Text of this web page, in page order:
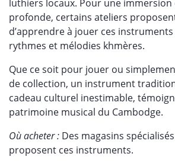
luthiers locaux. Pour une
profonde, certains ateliers
d’apprendre à jouer ces instruments
rythmes et mélodies khmères.
Que ce soit pour jouer ou
de collection, un instrument
cadeau culturel inestimable,
patrimoine musical du Cambodge.
Où acheter : Des magasins
proposent ces instruments.